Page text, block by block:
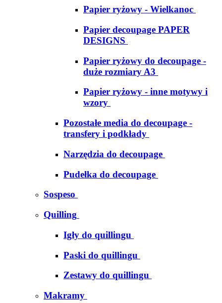
Papier ryżowy - Wielkanoc
Papier decoupage PAPER
DESIGNS
Papier ryżowy do decoupage -
duże rozmiary A3
Papier ryżowy - inne motywy i
wzory
Pozostałe media do decoupage -
transfery i podkłady
Narzędzia do decoupage
Pudełka do decoupage
Sospeso
Quilling
Igły do quillingu
Paski do quillingu
Zestawy do quillingu
Makramy